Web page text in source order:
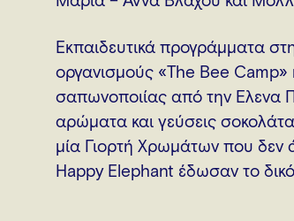
Εκπαιδευτικά προγράμματα
οργανισμούς «The Bee Camp»
σαπωνοποιίας από την Έλενα
αρώματα και γεύσεις
μία Γιορτή Χρωμάτων που
Happy Elephant έδωσαν το